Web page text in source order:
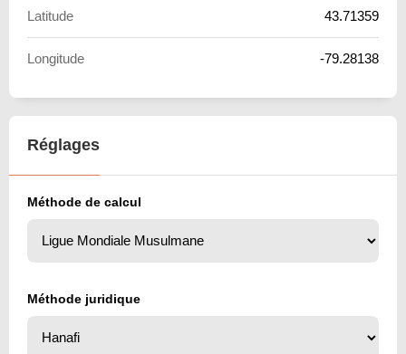
Latitude 43.71359
Longitude -79.28138
Réglages
Méthode de calcul
Méthode juridique